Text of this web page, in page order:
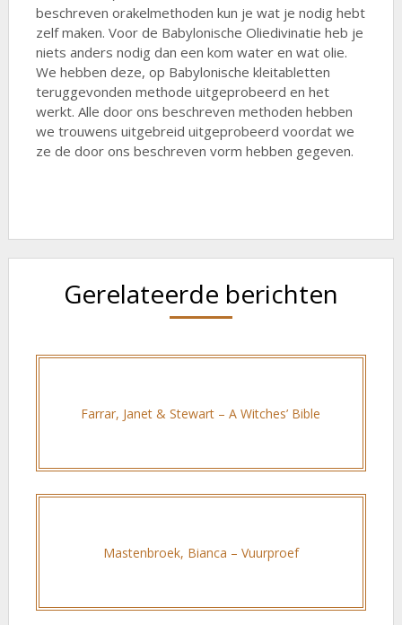
beschreven orakelmethoden kun je wat je nodig hebt
zelf maken. Voor de Babylonische Oliedivinatie heb je
niets anders nodig dan een kom water en wat olie.
We hebben deze, op Babylonische kleitabletten
teruggevonden methode uitgeprobeerd en het
werkt. Alle door ons beschreven methoden hebben
we trouwens uitgebreid uitgeprobeerd voordat we
ze de door ons beschreven vorm hebben gegeven.
Gerelateerde berichten
Farrar, Janet & Stewart – A Witches’ Bible
Mastenbroek, Bianca – Vuurproef